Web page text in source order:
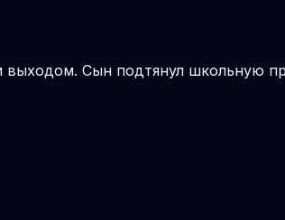
Сын подтянул школьную